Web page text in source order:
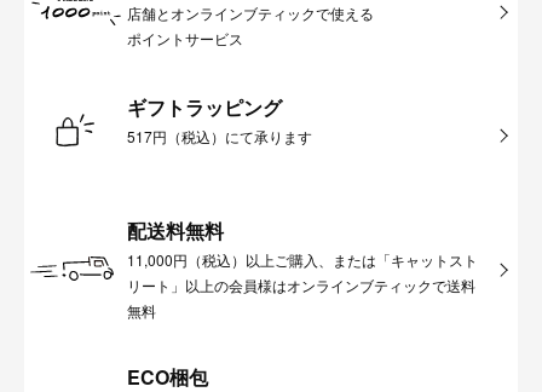
店舗とオンラインブティックで使える
ポイントサービス
ギフトラッピング
517円（税込）にて承ります
配送料無料
11,000円（税込）以上ご購入、または「キャットスト
リート」以上の会員様はオンラインブティックで送料
無料
ECO梱包